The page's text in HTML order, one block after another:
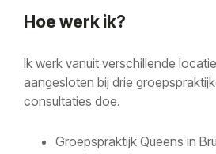
Hoe werk ik?
Ik werk vanuit verschillende
aangesloten bij drie
consultaties doe.
Groepspraktijk Queens in